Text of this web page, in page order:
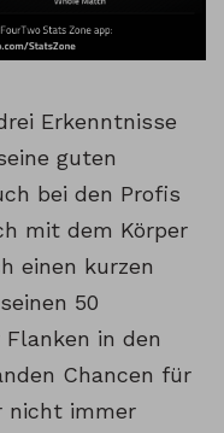
Erkenntnisse
guten
bei den Profis
mit dem Körper
einen kurzen
50
in den
Chancen für
nicht immer